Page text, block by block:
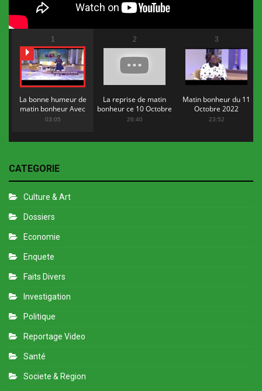
1
La bonne humeur de
matin bonheur Avec
Flopy Mendosa
03:05
2
La reprise de matin
bonheur ce 10 Octobre
2022
26:40
3
Matin bonheur du 11
Octobre 2022
23:52
CATEGORIE
Culture & Art
Dossiers
Economie
Enquete
Faits Divers
Investigation
Politique
Reportage Video
Santé
Societe & Region